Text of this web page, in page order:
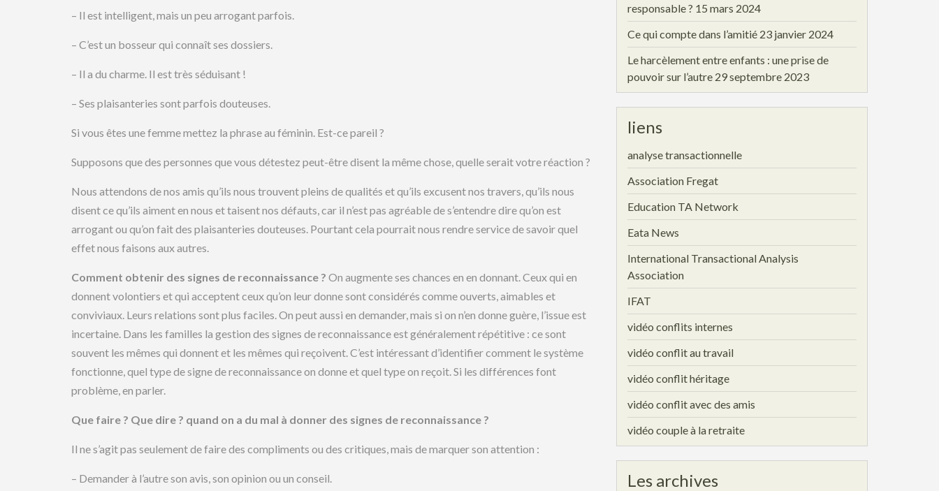
– Il est intelligent, mais un peu arrogant parfois.
– C’est un bosseur qui connaît ses dossiers.
– Il a du charme. Il est très séduisant !
– Ses plaisanteries sont parfois douteuses.
Si vous êtes une femme mettez la phrase au féminin. Est-ce pareil ?
Supposons que des personnes que vous détestez peut-être disent la même chose, quelle serait votre réaction ?
Nous attendons de nos amis qu’ils nous trouvent pleins de qualités et qu’ils excusent nos travers, qu’ils nous
disent ce qu’ils aiment en nous et taisent nos défauts, car il n’est pas agréable de s’entendre dire qu’on est
arrogant ou qu’on fait des plaisanteries douteuses. Pourtant cela pourrait nous rendre service de savoir quel
effet nous faisons aux autres.
Comment obtenir des signes de reconnaissance ? On augmente ses chances en en donnant. Ceux qui en
donnent volontiers et qui acceptent ceux qu’on leur donne sont considérés comme ouverts, aimables et
conviviaux. Leurs relations sont plus faciles. On peut aussi en demander, mais si on n’en donne guère, l’issue est
incertaine. Dans les familles la gestion des signes de reconnaissance est généralement répétitive : ce sont
souvent les mêmes qui donnent et les mêmes qui reçoivent. C’est intéressant d’identifier comment le système
fonctionne, quel type de signe de reconnaissance on donne et quel type on reçoit. Si les différences font
problème, en parler.
Que faire ? Que dire ? quand on a du mal à donner des signes de reconnaissance ?
Il ne s’agit pas seulement de faire des compliments ou des critiques, mais de marquer son attention :
– Demander à l’autre son avis, son opinion ou un conseil.
responsable ? 15 mars 2024
Ce qui compte dans l’amitié 23 janvier 2024
Le harcèlement entre enfants : une prise de
pouvoir sur l’autre 29 septembre 2023
liens
analyse transactionnelle
Association Fregat
Education TA Network
Eata News
International Transactional Analysis
Association
IFAT
vidéo conflits internes
vidéo conflit au travail
vidéo conflit héritage
vidéo conflit avec des amis
vidéo couple à la retraite
Les archives